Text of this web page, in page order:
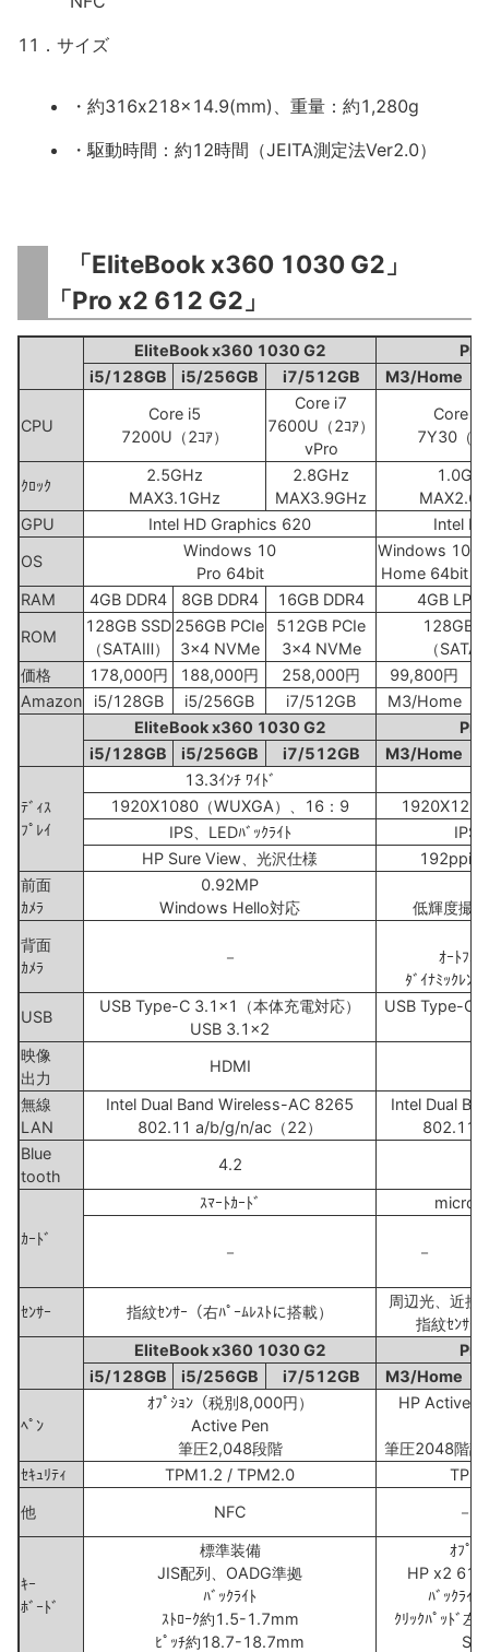
11．サイズ
・約316x218x14.9(mm)、重量：約1,280g
・駆動時間：約12時間（JEITA測定法Ver2.0）
「EliteBook x360 1030 G2」
「Pro x2 612 G2」
EliteBook x360 1030 G2
i5/128GB
i5/256GB i7/512GB M3/Home
CPU
Core i5
7200U（2ｺｱ）
Core i7
7600U（2ｺｱ）
vPro
Core
7Y30（2
ｸﾛｯｸ
2.5GHz
MAX3.1GHz
2.8GHz
MAX3.9GHz
GPU
Intel HD Graphics 620
Intel
OS
Windows 10
Pro 64bit
Windows 10
Home 64bit
RAM
4GB DDR4 8GB DDR4 16GB DDR4
4GB
ROM
128GB SSD
（SATAⅢ）
256GB PCIe
3x4 NVMe
512GB PCIe
3x4 NVMe
128GB
（
価格
178,000円 188,000円 258,000円 99,800円
Amazon
i5/128GB i5/256GB i7/512GB M3/Home
EliteBook x360 1030 G2
i5/128GB
i5/256GB i7/512GB M3/Home
ﾃﾞｨｽ
ﾌﾟﾚｲ
13.3ｲﾝﾁ ﾜｲﾄﾞ
1920X1080（WUXGA）、16：9
IPS、LEDﾊﾞｯｸﾗｲﾄ
IPS
HP Sure View、光沢仕様
192ppi、
前面
ｶﾒﾗ
0.92MP
Windows Hello対応
低輝度撮
背面
ｶﾒﾗ
－
ｵｰﾄﾌｫ
ﾀﾞｲﾅﾐｯｸﾚﾝｼ
USB
USB Type-C 3.1x1（本体充電対応）
USB 3.1x2
USB Type-C
映像
出力
HDMI
無線
LAN
Intel Dual Band Wireless-AC 8265
802.11 a/b/g/n/ac（22）
Intel Dual
802.11
Blue
tooth
4.2
ｶｰﾄﾞ
ｽﾏｰﾄｶｰﾄﾞ micro
－ －
ｾﾝｻｰ 指紋ｾﾝｻｰ（右ﾊﾟｰﾑﾚｽﾄに搭載）
周辺光、近接
指紋ｾﾝｻｰ
EliteBook x360 1030 G2
i5/128GB
i5/256GB i7/512GB M3/Home
ﾍﾟﾝ
ｵﾌﾟｼｮﾝ（税別8,000円）
Active Pen
筆圧2,048段階
HP Active
筆圧2048階調
ｾｷｭﾘﾃｨ
TPM1.2 / TPM2.0
他
NFC －
ｷｰ
ﾎﾞｰﾄﾞ
標準装備
JIS配列、OADG準拠
ﾊﾞｯｸﾗｲﾄ
ｽﾄﾛｰｸ約1.5-1.7mm
ﾋﾟｯﾁ約18.7-18.7mm
ｵﾌﾟｼ
HP x2 612
ﾊﾞｯｸﾗｲ
ｸﾘｯｸﾊﾟｯﾄﾞ左